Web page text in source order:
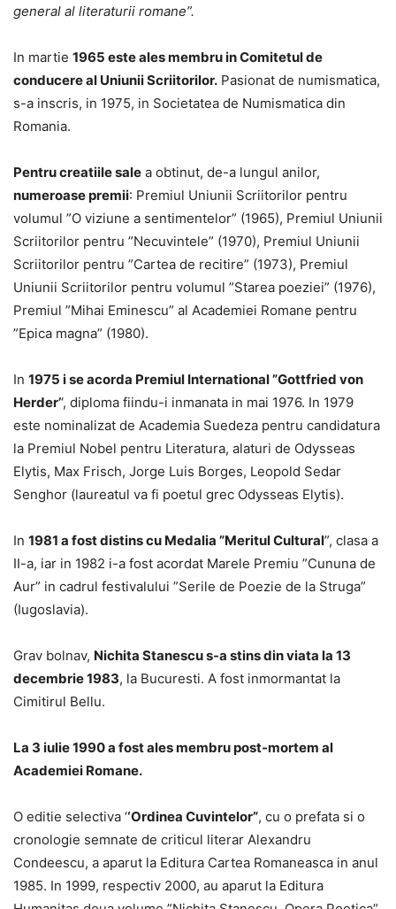
general al literaturii romane”.
In martie 1965 este ales membru in Comitetul de
conducere al Uniunii Scriitorilor. Pasionat de numismatica,
s-a inscris, in 1975, in Societatea de Numismatica din
Romania.
Pentru creatiile sale a obtinut, de-a lungul anilor,
numeroase premii: Premiul Uniunii Scriitorilor pentru
volumul ”O viziune a sentimentelor” (1965), Premiul Uniunii
Scriitorilor pentru ”Necuvintele” (1970), Premiul Uniunii
Scriitorilor pentru ”Cartea de recitire” (1973), Premiul
Uniunii Scriitorilor pentru volumul ”Starea poeziei” (1976),
Premiul ”Mihai Eminescu” al Academiei Romane pentru
”Epica magna” (1980).
In 1975 i se acorda Premiul International ”Gottfried von
Herder’‘, diploma fiindu-i inmanata in mai 1976. In 1979
este nominalizat de Academia Suedeza pentru candidatura
la Premiul Nobel pentru Literatura, alaturi de Odysseas
Elytis, Max Frisch, Jorge Luis Borges, Leopold Sedar
Senghor (laureatul va fi poetul grec Odysseas Elytis).
In 1981 a fost distins cu Medalia ”Meritul Cultural”, clasa a
II-a, iar in 1982 i-a fost acordat Marele Premiu ”Cununa de
Aur” in cadrul festivalului ”Serile de Poezie de la Struga”
(Iugoslavia).
Grav bolnav, Nichita Stanescu s-a stins din viata la 13
decembrie 1983, la Bucuresti. A fost inmormantat la
Cimitirul Bellu.
La 3 iulie 1990 a fost ales membru post-mortem al
Academiei Romane.
O editie selectiva ‘‘Ordinea Cuvintelor”, cu o prefata si o
cronologie semnate de criticul literar Alexandru
Condeescu, a aparut la Editura Cartea Romaneasca in anul
1985. In 1999, respectiv 2000, au aparut la Editura